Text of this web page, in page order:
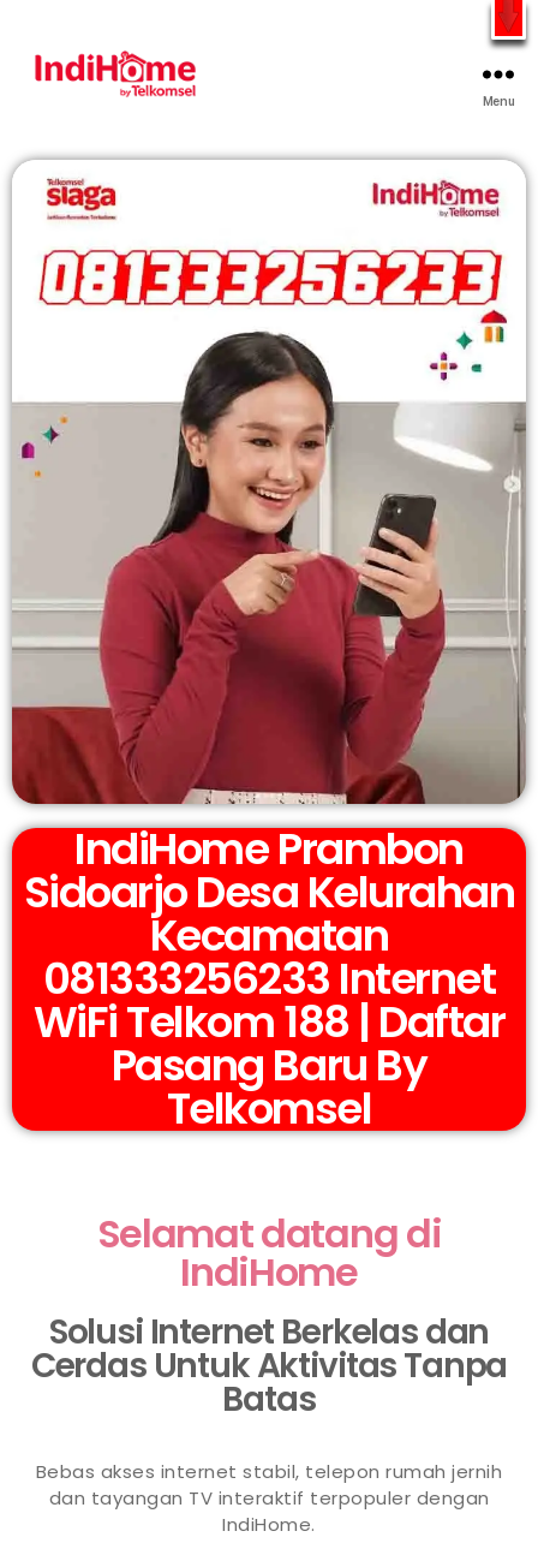
Gratis Pasang Dengan Bayar PDD2 | WiFi 200Rb an By
Menu
IndiHome Prambon
Sidoarjo Desa Kelurahan
Kecamatan
081333256233 Internet
WiFi Telkom 188 | Daftar
Pasang Baru By
Telkomsel
Selamat datang di
IndiHome
Solusi Internet Berkelas dan
Cerdas Untuk Aktivitas Tanpa
Batas
Bebas akses internet stabil, telepon rumah jernih
dan tayangan TV interaktif terpopuler dengan
IndiHome.